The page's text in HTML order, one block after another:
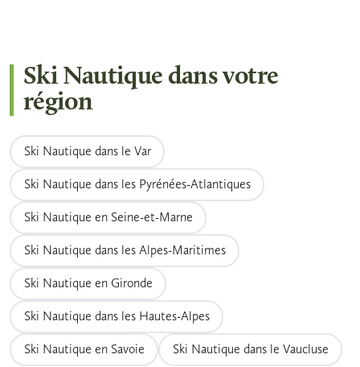
location d'équipement ski nautique à la
journée pour les pratiquants qui souhaitent
immédiatement.
demandent un niveau de natation minimal et
peuvent refuser l'accès à l'eau aux personnes
sécurité. Renseignez-vous auprès de l'école
nautique avant de réserver votre séance.
Ski Nautique dans votre
région
Ski Nautique dans le Var
Ski Nautique dans les Pyrénées-Atlantiques
Ski Nautique en Seine-et-Marne
Ski Nautique dans les Alpes-Maritimes
Ski Nautique en Gironde
Ski Nautique dans les Hautes-Alpes
Ski Nautique en Savoie Ski Nautique dans le Vaucluse